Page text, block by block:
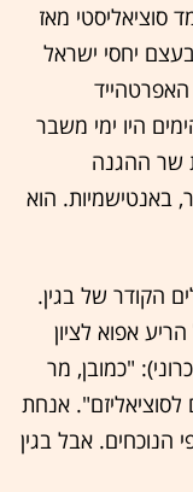
סוציאליסטי מאז
יחסי ישראל
היו ימי משבר
שר ההגנה
באנטישמיות. הוא
הקודר של בגין.
אפוא לציון
"כמובן, מר
לסוציאליזם". אנחת
הנוכחים. אבל בגין